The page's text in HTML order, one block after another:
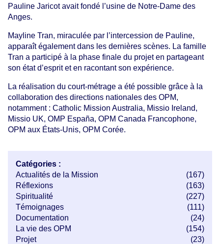
Pauline Jaricot avait fondé l’usine de Notre-Dame des
Anges.
Mayline Tran, miraculée par l’intercession de Pauline,
apparaît également dans les dernières scènes. La famille
Tran a participé à la phase finale du projet en partageant
son état d’esprit et en racontant son expérience.
La réalisation du court-métrage a été possible grâce à la
collaboration des directions nationales des OPM,
notamment : Catholic Mission Australia, Missio Ireland,
Missio UK, OMP España, OPM Canada Francophone,
OPM aux États-Unis, OPM Corée.
Catégories :
Actualités de la Mission
(167)
Réflexions
(163)
Spiritualité
(227)
Témoignages
(111)
Documentation
(24)
La vie des OPM
(154)
Projet
(23)